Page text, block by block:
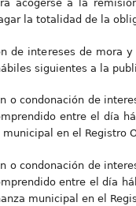
acogerse a la
la totalidad de la
de intereses de mora
siguientes a la
o condonación de
entre el día
municipal en el Registro
o condonación de
entre el día
municipal en el